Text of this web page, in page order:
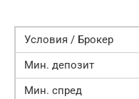
Условия / Брокер
Мин. депозит
Мин. спред